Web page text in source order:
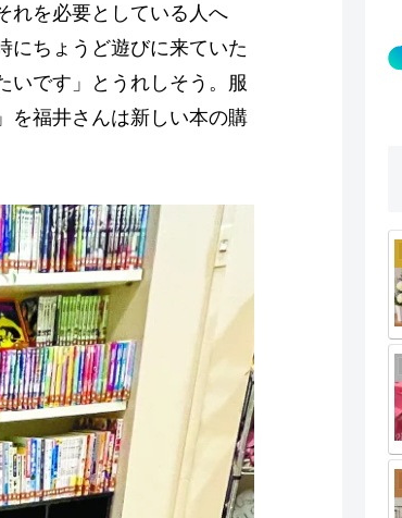
れを必要としている人へ
にちょうど遊びに来ていた
いです」とうれしそう。服
を福井さんは新しい本の購